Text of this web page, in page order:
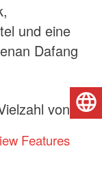
und eine
Dafang
von
oderFeatures
Deutsch